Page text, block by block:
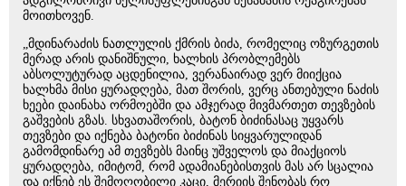
მოითხოვენ.
„მდინარაძის ნათლულის ქმრის ბიძა, რომელიც ოზურგეთის
მერად არის დანიშნული, ხალხის პრობლემებს
აბსოლუტურად აცდენილია, ვერანაირად ვერ მიიქცია
ხალხმა მისი ყურადღება, მათ შორის, ვერც ანთებული ნაძის
ხეები დაინახა ორმოებში და ამჯერად მივმართეთ თევზების
გაშვების გზას. სხვათაშორის, ბატონ ბიძინასაც უყვარს
თევზები და იქნება ბატონი ბიძინას სიყვარულიდან
გამომდინარე ამ თევზებს მაინც უშველოს და მიაქციოს
ყურადღება, იმიტომ, რომ ადამიანებისთვის მას არ სცალია
და იქნებ ეს შემოღობილი კაცი, მერიის შენობას რო